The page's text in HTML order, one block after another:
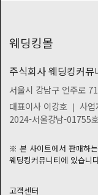
웨딩킹몰
주식회사 웨딩킹커뮤
서울시 강남구 언주로
대표이사 이강호 ❘ 사
2024-서울강남-01755
※ 본 사이트에서 판매하
웨딩킹커뮤니티에 있습니
고객센터